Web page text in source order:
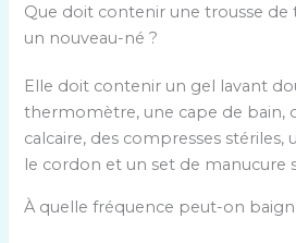
Que doit contenir une trousse
un nouveau-né ?
Elle doit contenir un gel lavant
thermomètre, une cape de bain,
calcaire, des compresses
le cordon et un set de manucure
À quelle fréquence peut-on